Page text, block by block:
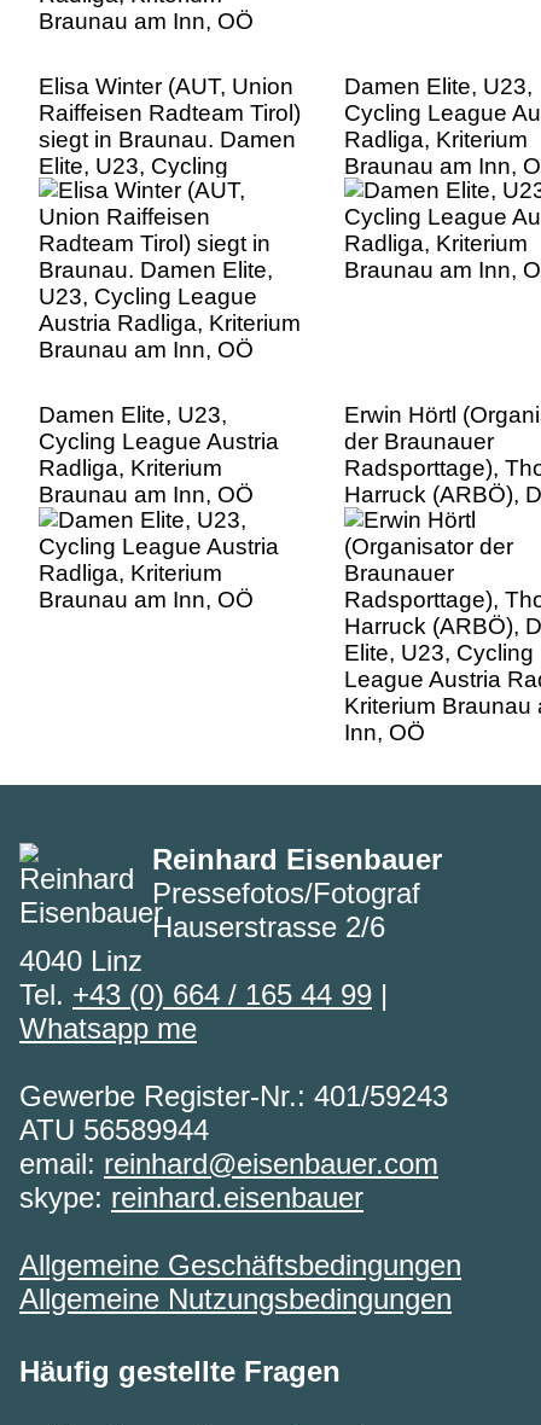
Elisa Winter (AUT, Union
Raiffeisen Radteam Tirol)
siegt in Braunau. Damen
Elite, U23, Cycling
League Austria Radliga,
Kriterium Braunau am
Inn, OÖ
Damen Elite, U23,
Cycling League
Radliga, Kriterium
Braunau am Inn,
Damen Elite, U23,
Cycling League Austria
Radliga, Kriterium
Braunau am Inn, OÖ
Erwin Hörtl
der Braunauer
Radsporttage),
Harruck (ARBÖ),
Elite, U23, Cycling
League Austria
Kriterium Braunau
Inn, OÖ
Reinhard Eisenbauer
Pressefotos/Fotograf
Hauserstrasse 2/6
4040 Linz
Tel. +43 (0) 664 / 165 44 99 |
Whatsapp me
Gewerbe Register-Nr.: 401/59243
ATU 56589944
email: reinhard@eisenbauer.com
skype: reinhard.eisenbauer
Allgemeine Geschäftsbedingungen
Allgemeine Nutzungsbedingungen
Häufig gestellte Fragen